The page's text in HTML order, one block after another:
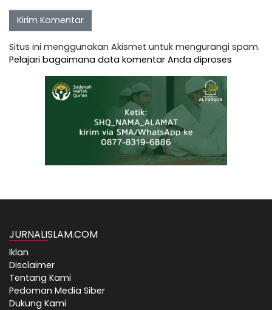
Situs ini menggunakan Akismet untuk mengurangi spam.
Pelajari bagaimana data komentar Anda diproses
JURNALISLAM.COM
Iklan
Disclaimer
Tentang Kami
Pedoman Media Siber
Dukung Kami